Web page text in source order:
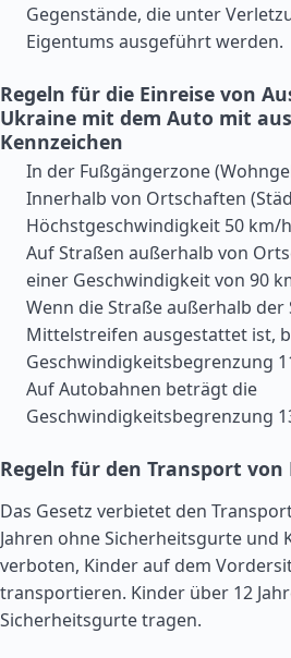
Gegenstände, die unter
Eigentums ausgeführt werden.
Regeln für die Einreise von
Ukraine mit dem Auto mit
Kennzeichen
In der Fußgängerzone
Innerhalb von Ortschaften
Höchstgeschwindigkeit 50 km/
Auf Straßen außerhalb von
einer Geschwindigkeit von 90
Wenn die Straße außerhalb
Mittelstreifen ausgestattet ist,
Geschwindigkeitsbegrenzung
Auf Autobahnen beträgt die
Geschwindigkeitsbegrenzung
Regeln für den Transport
Das Gesetz verbietet den
Jahren ohne Sicherheitsgurte und
verboten, Kinder auf dem
transportieren. Kinder über 12
Sicherheitsgurte tragen.